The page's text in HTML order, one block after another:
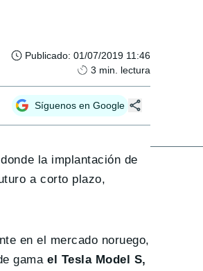
Publicado: 01/07/2019 11:46
3 min. lectura
Síguenos en Google
la implantación de
a corto plazo,
en el mercado noruego,
gamael Tesla Model S,